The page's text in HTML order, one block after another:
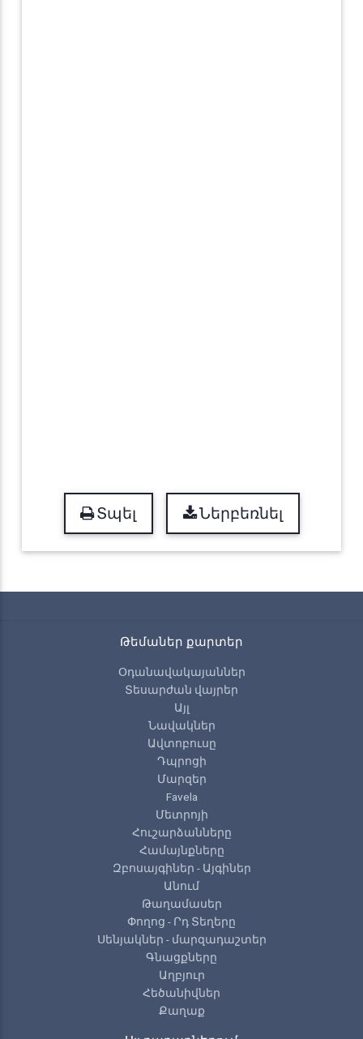
Տպել Ներբեռնել
Թեմաներ քարտեր
Օդանավակայաններ
Տեսարժան վայրեր
Այլ
Նավակներ
Ավտոբուսը
Դպրոցի
Մարզեր
Favela
Մետրոյի
Հուշարձանները
Համայնքները
Զբոսայգիներ - Այգիներ
Անում
Թաղամասեր
Փողոց - Րդ Տեղերը
Սենյակներ - մարզադաշտեր
Գնացքները
Աղբյուր
Հեծանիվներ
Քաղաք